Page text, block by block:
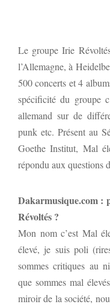
Le groupe Irie
l’Allemagne, à
500 concerts et 4
spécificité du groupe
allemand sur de
punk etc. Présent au
Goethe Institut, Mal
répondu aux questions
Dakarmusique.com :
Révoltés ?
Mon nom c’est Mal
élevé, je suis poli
sommes critiques au
que sommes mal
miroir de la société,